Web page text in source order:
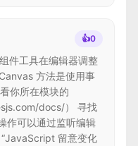
👍0
件工具在编辑器调整
方法是使用事
你所在模块的
docs/） 寻找
作可以通过监听编辑
留意变化